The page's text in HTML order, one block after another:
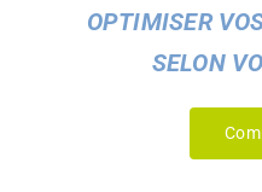
OPTIMISER
SELON